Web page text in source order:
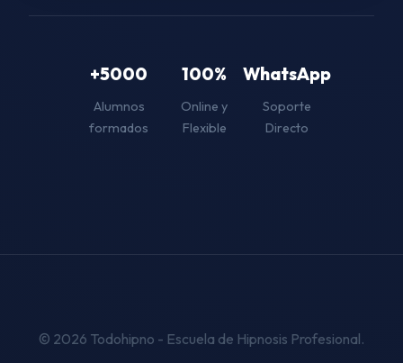
+5000
Alumnos
formados
100%
Online y
Flexible
WhatsApp
Soporte
Directo
© 2026 Todohipno - Escuela de Hipnosis Profesional.